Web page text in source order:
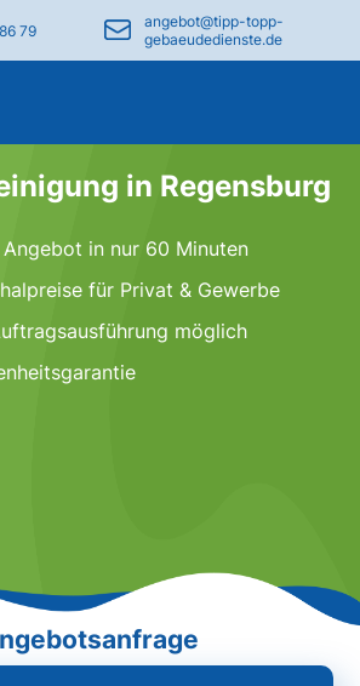
79
angebot@tipp-topp-
gebaeudedienste.de
in Regensburg
in nur 60 Minuten
für Privat & Gewerbe
möglich